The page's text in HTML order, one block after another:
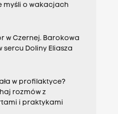
myśli o wakacjach
w Czernej. Barokowa
sercu Doliny Eliasza
w profilaktyce?
rozmów z
i praktykami